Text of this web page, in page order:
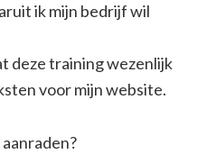
ik mijn bedrijf wil
deze training wezenlijk
voor mijn website.